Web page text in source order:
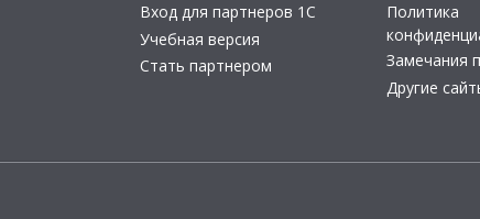
Вход для партнеров 1С
Учебная версия
Стать партнером
Политика
Замечания
Другие